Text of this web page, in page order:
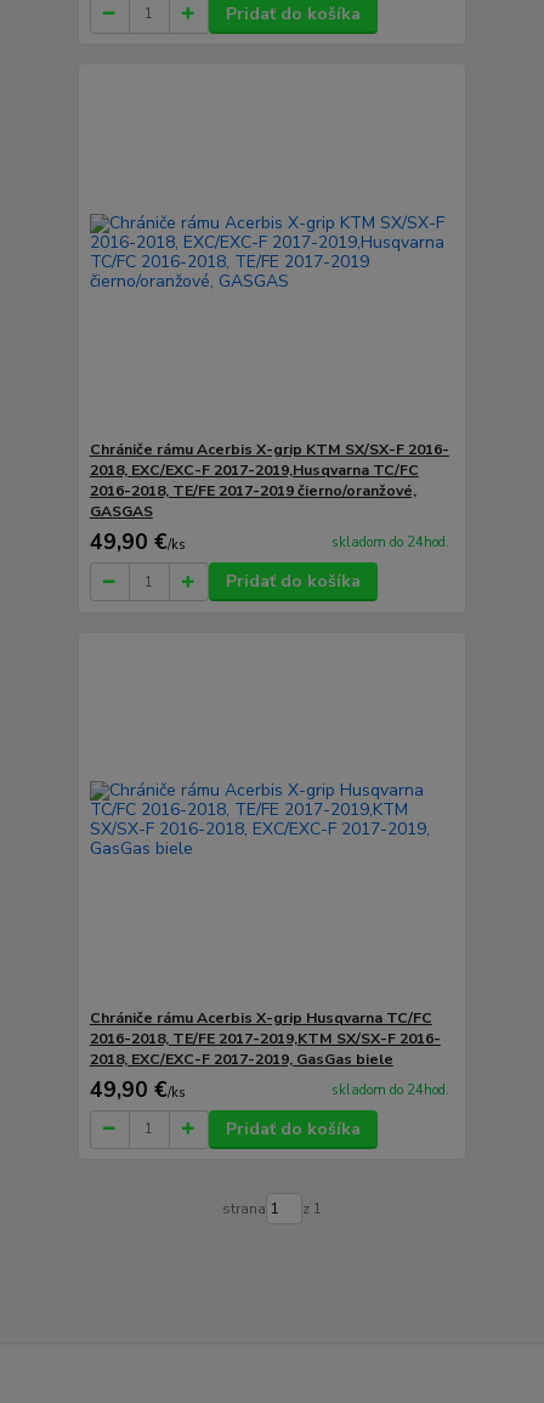
Pridať do košíka
Chrániče rámu Acerbis X-grip KTM SX/SX-F 2016-
2018, EXC/EXC-F 2017-2019,Husqvarna TC/FC
2016-2018, TE/FE 2017-2019 čierno/oranžové,
GASGAS
49,90 €/ks skladom do 24hod.
Pridať do košíka
Chrániče rámu Acerbis X-grip Husqvarna TC/FC
2016-2018, TE/FE 2017-2019,KTM SX/SX-F 2016-
2018, EXC/EXC-F 2017-2019, GasGas biele
49,90 €/ks skladom do 24hod.
Pridať do košíka
strana z 1